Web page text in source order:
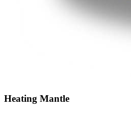
Heating Mantle